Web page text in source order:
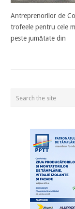
Antreprenorilor de
trofeele pentru cele
peste jumătate din
POSTS